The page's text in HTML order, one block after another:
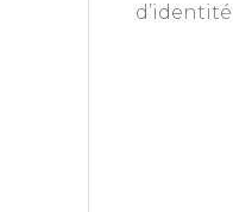
d’identité